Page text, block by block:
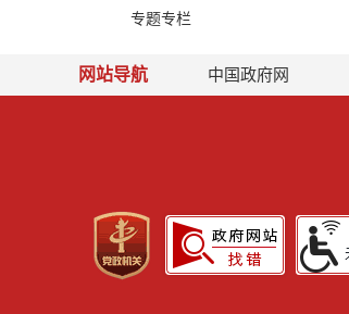
专题专栏
网站导航 中国政府网